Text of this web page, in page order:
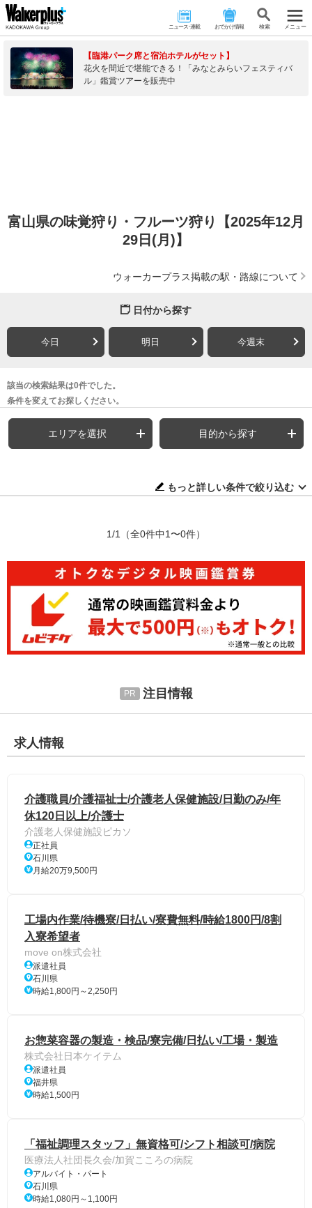
ニュース･連載 おでかけ情報 検 索 メニュー
【臨港パーク席と宿泊ホテルがセット】
花火を間近で堪能できる！「みなとみらいフェスティバ
ル」鑑賞ツアーを販売中
富山県の味覚狩り・フルーツ狩り【2025年12月
29日(月)】
ウォーカープラス掲載の駅・路線について
日付から探す
今日 明日 今週末
該当の検索結果は0件でした。
条件を変えてお探しください。
エリアを選択 目的から探す
もっと詳しい条件で絞り込む
1/1 （全0件中1〜0件）
注目情報
求人情報
介護職員/介護福祉士/介護老人保健施設/日勤のみ/年
休120日以上/介護士
介護老人保健施設ピカソ
正社員
石川県
月給20万9,500円
工場内作業/待機寮/日払い/寮費無料/時給1800円/8割
入寮希望者
move on株式会社
派遣社員
石川県
時給1,800円～2,250円
お惣菜容器の製造・検品/寮完備/日払い/工場・製造
株式会社日本ケイテム
派遣社員
福井県
時給1,500円
「福祉調理スタッフ」無資格可/シフト相談可/病院
医療法人社団長久会/加賀こころの病院
アルバイト・パート
石川県
時給1,080円～1,100円